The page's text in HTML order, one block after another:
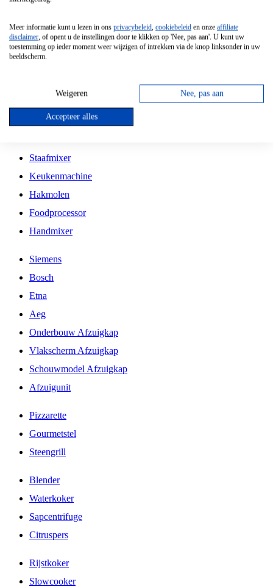
Vrijstaande Magnetron
Vrijstaande Kookplaat
Inbouw Gaskookplaat
Inbouw Keramische Kookplaat
Kookplaat Accessoires
Staafmixer
Keukenmachine
Hakmolen
Foodprocessor
Handmixer
Siemens
Bosch
Etna
Aeg
Onderbouw Afzuigkap
Vlakscherm Afzuigkap
Schouwmodel Afzuigkap
Afzuigunit
Pizzarette
Gourmetstel
Steengrill
Blender
Waterkoker
Sapcentrifuge
Citruspers
Rijstkoker
Slowcooker
Meer informatie kunt u lezen in ons privacybeleid, cookiebeleid en onze affiliate
disclaimer, of opent u de instellingen door te klikken op 'Nee, pas aan'. U kunt uw
toestemming op ieder moment weer wijzigen of intrekken via de knop linksonder in uw
beeldscherm.
Weigeren Nee, pas aan
Accepteer alles